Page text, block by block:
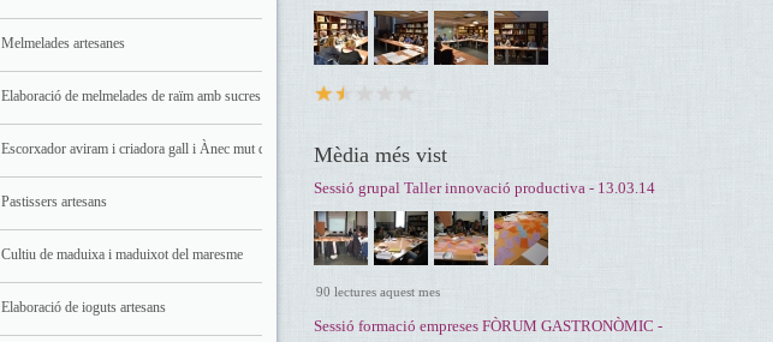
Melmelades artesanes melmeladescalada@hotmail.com
Elaboració de melmelades de raïm amb sucres i de collita pròpia
Escorxador aviram i criadora gall i Ànec mut del Penedès
Pastissers artesans laconfianca@gmail.com
Cultiu de maduixa i maduixot del maresme marponsfruit@gmail.com
Elaboració de ioguts artesans
Mèdia més vist
Sessió grupal Taller innovació productiva - 13.03.14
90 lectures aquest mes
Sessió formació empreses FÒRUM GASTRONÒMIC -